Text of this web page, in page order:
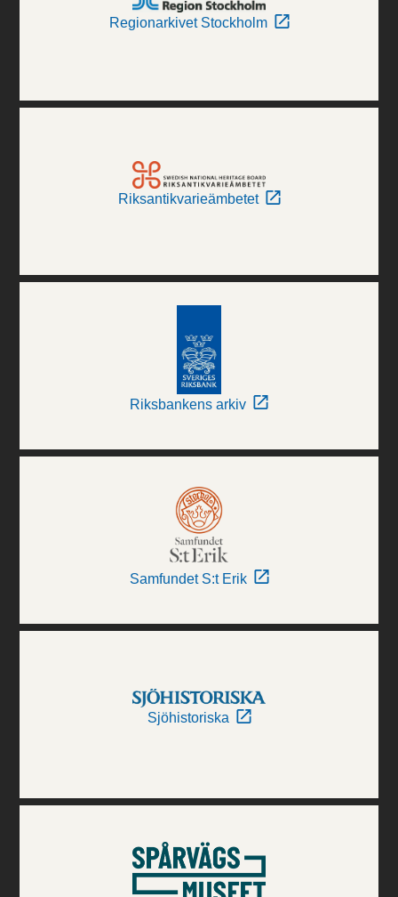
Regionarkivet Stockholm
Riksantikvarieämbetet
Riksbankens arkiv
Samfundet S:t Erik
Sjöhistoriska